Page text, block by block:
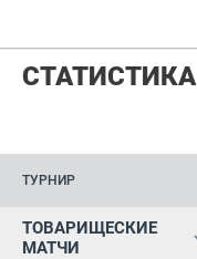
СТАТИСТИКА
ТУРНИР
ТОВАРИЩЕСКИЕ
МАТЧИ